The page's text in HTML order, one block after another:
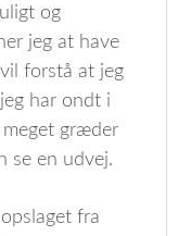
og
jeg at have
forstå at jeg
har ondt i
meget græder
se en udvej.
fra